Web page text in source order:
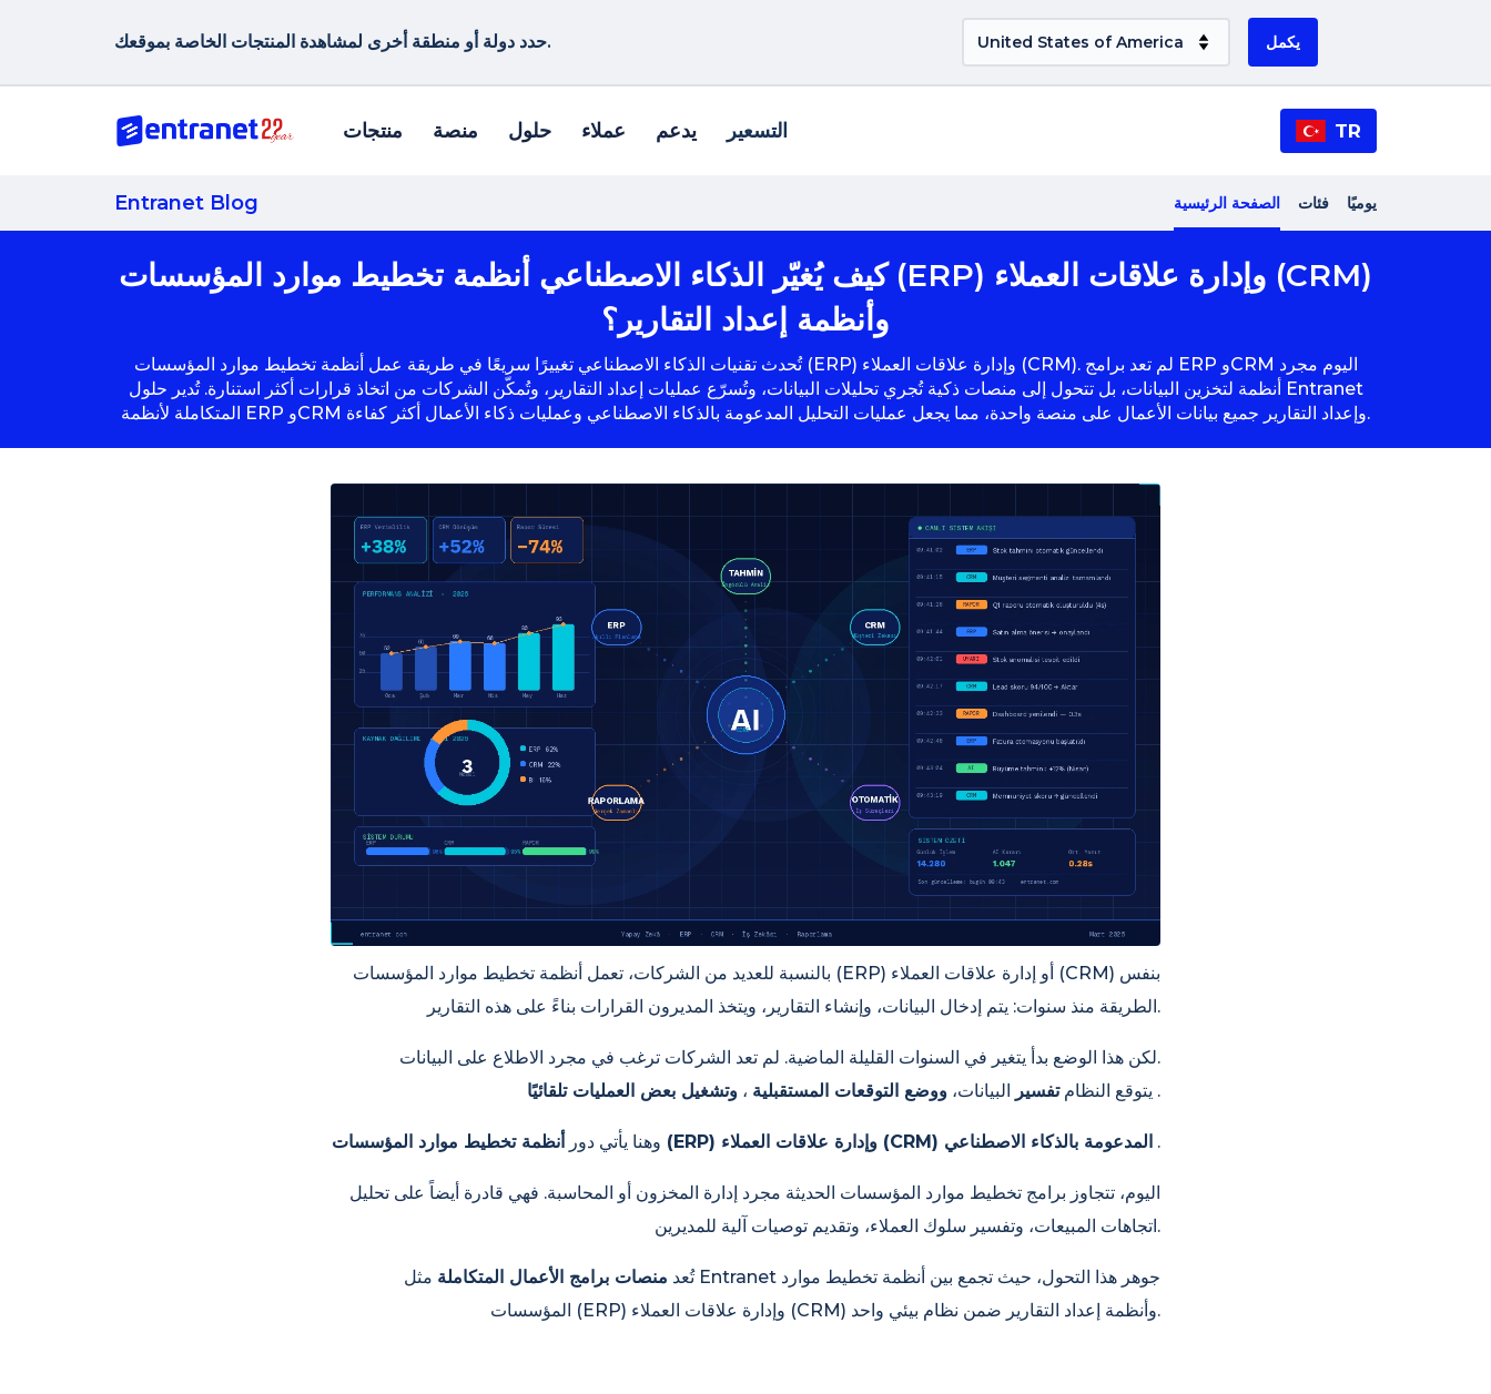
حدد دولة أو منطقة أخرى لمشاهدة المنتجات الخاصة بموقعك. يكمل
منتجات منصة حلول عملاء يدعم التسعير TR
Entranet Blog الصفحة الرئيسية فئات يوميًا
كيف يُغيّر الذكاء الاصطناعي أنظمة تخطيط موارد المؤسسات (ERP) وإدارة علاقات العملاء (CRM)
وأنظمة إعداد التقارير؟
تُحدث تقنيات الذكاء الاصطناعي تغييرًا سريعًا في طريقة عمل أنظمة تخطيط موارد المؤسسات (ERP) وإدارة علاقات العملاء (CRM). لم تعد برامج ERP وCRM اليوم مجرد
أنظمة لتخزين البيانات، بل تتحول إلى منصات ذكية تُجري تحليلات البيانات، وتُسرّع عمليات إعداد التقارير، وتُمكّن الشركات من اتخاذ قرارات أكثر استنارة. تُدير حلول Entranet
المتكاملة لأنظمة ERP وCRM وإعداد التقارير جميع بيانات الأعمال على منصة واحدة، مما يجعل عمليات التحليل المدعومة بالذكاء الاصطناعي وعمليات ذكاء الأعمال أكثر كفاءة.
بالنسبة للعديد من الشركات، تعمل أنظمة تخطيط موارد المؤسسات (ERP) أو إدارة علاقات العملاء (CRM) بنفس
الطريقة منذ سنوات: يتم إدخال البيانات، وإنشاء التقارير، ويتخذ المديرون القرارات بناءً على هذه التقارير.
لكن هذا الوضع بدأ يتغير في السنوات القليلة الماضية. لم تعد الشركات ترغب في مجرد الاطلاع على البيانات.
يتوقع النظامتفسير البيانات، ووضع التوقعات المستقبلية ، وتشغيل بعض العمليات تلقائيًا .
وهنا يأتي دور أنظمة تخطيط موارد المؤسسات (ERP) وإدارة علاقات العملاء (CRM) المدعومة بالذكاء الاصطناعي .
اليوم، تتجاوز برامج تخطيط موارد المؤسسات الحديثة مجرد إدارة المخزون أو المحاسبة. فهي قادرة أيضاً على تحليل
اتجاهات المبيعات، وتفسير سلوك العملاء، وتقديم توصيات آلية للمديرين.
تُعد منصات برامج الأعمال المتكاملة مثل Entranet جوهر هذا التحول، حيث تجمع بين أنظمة تخطيط موارد
المؤسسات (ERP) وإدارة علاقات العملاء (CRM) وأنظمة إعداد التقارير ضمن نظام بيئي واحد.